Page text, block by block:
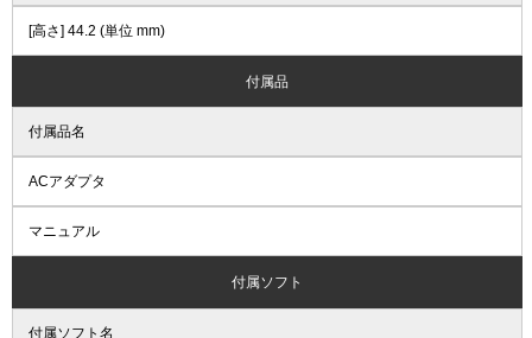
[高さ] 44.2 (単位 mm)
付属品
付属品名
ACアダプタ
マニュアル
付属ソフト
付属ソフト名